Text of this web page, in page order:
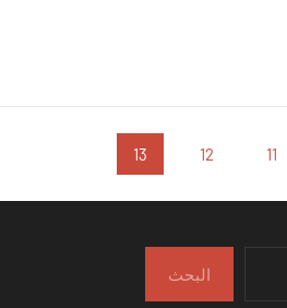
11
12
13
البحث